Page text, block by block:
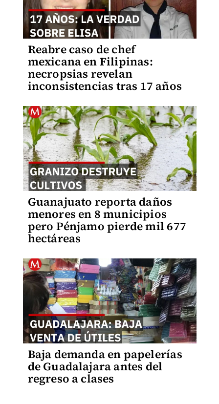
Reabre caso de chef
mexicana en Filipinas:
necropsias revelan
inconsistencias tras 17 años
Guanajuato reporta daños
menores en 8 municipios
pero Pénjamo pierde mil 677
hectáreas
Baja demanda en papelerías
de Guadalajara antes del
regreso a clases